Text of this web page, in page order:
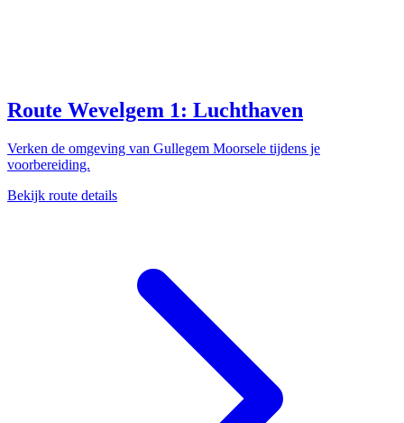
Route Wevelgem 1: Luchthaven
Verken de omgeving van Gullegem Moorsele tijdens je
voorbereiding.
Bekijk route details